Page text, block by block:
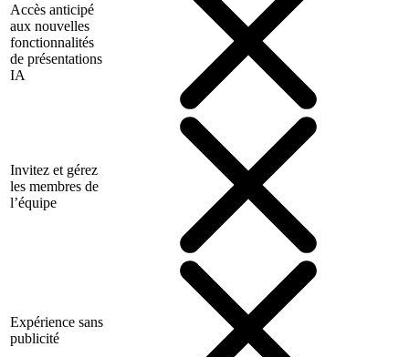
Accès anticipé
aux nouvelles
fonctionnalités
de présentations
IA
Invitez et gérez
les membres de
l’équipe
Expérience sans
publicité